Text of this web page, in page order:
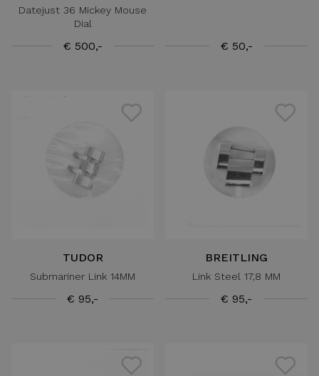
Datejust 36 Mickey Mouse
Dial
€ 500,- € 50,-
TUDOR
Submariner Link 14MM
€ 95,-
BREITLING
Link Steel 17,8 MM
€ 95,-